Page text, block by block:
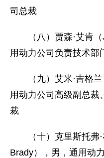
司总裁
（八）贾森·艾肯（
用动力公司负责技术部
（九）艾米·吉格兰
用动力公司高级副总裁
裁
（十）克里斯托弗·
Brady），男，通用动